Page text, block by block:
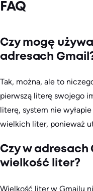
FAQ
Czy mogę
adresach
Tak, można, ale to
pierwszą literę swojego
literę, system nie
wielkich liter, ponieważ
Czy w adresach
wielkość liter?
Wielkość liter w Gmailu